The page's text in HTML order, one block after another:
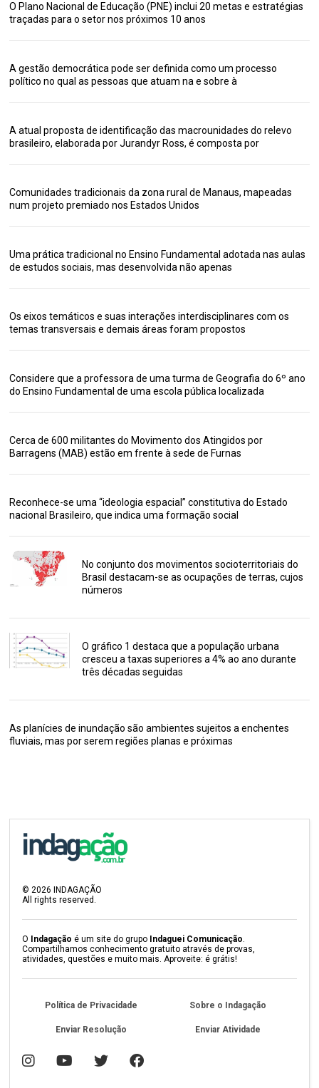
O Plano Nacional de Educação (PNE) inclui 20 metas e estratégias
traçadas para o setor nos próximos 10 anos
A gestão democrática pode ser definida como um processo
político no qual as pessoas que atuam na e sobre à
A atual proposta de identificação das macrounidades do relevo
brasileiro, elaborada por Jurandyr Ross, é composta por
Comunidades tradicionais da zona rural de Manaus, mapeadas
num projeto premiado nos Estados Unidos
Uma prática tradicional no Ensino Fundamental adotada nas aulas
de estudos sociais, mas desenvolvida não apenas
Os eixos temáticos e suas interações interdisciplinares com os
temas transversais e demais áreas foram propostos
Considere que a professora de uma turma de Geografia do 6º ano
do Ensino Fundamental de uma escola pública localizada
Cerca de 600 militantes do Movimento dos Atingidos por
Barragens (MAB) estão em frente à sede de Furnas
Reconhece-se uma “ideologia espacial” constitutiva do Estado
nacional Brasileiro, que indica uma formação social
No conjunto dos movimentos socioterritoriais do
Brasil destacam-se as ocupações de terras, cujos
números
O gráfico 1 destaca que a população urbana
cresceu a taxas superiores a 4% ao ano durante
três décadas seguidas
As planícies de inundação são ambientes sujeitos a enchentes
fluviais, mas por serem regiões planas e próximas
©2026 INDAGAÇÃO
All rights reserved.
O Indagação é um site do grupo Indaguei Comunicação.
Compartilhamos conhecimento gratuito através de provas,
atividades, questões e muito mais. Aproveite: é grátis!
Política de Privacidade Sobre o Indagação
Enviar Resolução Enviar Atividade